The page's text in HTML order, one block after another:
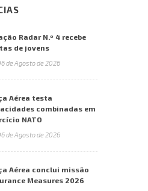
Radar N.º 4 recebe
de jovens
de Agosto de 2026
Aérea testa
combinadas em
NATO
de Agosto de 2026
Aérea conclui missão
Measures 2026